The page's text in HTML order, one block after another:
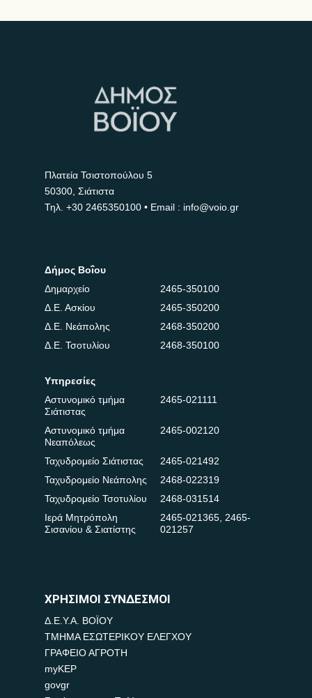
Πλατεία Τσιστοπούλου 5
50300, Σιάτιστα
Τηλ. +30 2465350100 • Email : info@voio.gr
Δήμος Βοΐου
Δημαρχείο
2465-350100
Δ.Ε. Ασκίου
2465-350200
Δ.Ε. Νεάπολης
2468-350200
Δ.Ε. Τσοτυλίου
2468-350100
Υπηρεσίες
Αστυνομικό τμήμα
Σιάτιστας
2465-021111
Αστυνομικό τμήμα
Νεαπόλεως
2465-002120
Ταχυδρομείο Σιάτιστας
2465-021492
Ταχυδρομείο Νεάπολης
2468-022319
Ταχυδρομείο Τσοτυλίου
2468-031514
Ιερά Μητρόπολη
Σισανίου & Σιατίστης
2465-021365, 2465-
021257
ΧΡΗΣΙΜΟΙ ΣΥΝΔΕΣΜΟΙ
Δ.Ε.Υ.Α. ΒΟΪΟΥ
ΤΜΗΜΑ ΕΣΩΤΕΡΙΚΟΥ ΕΛΕΓΧΟΥ
ΓΡΑΦΕΙΟ ΑΓΡΟΤΗ
myKEP
govgr